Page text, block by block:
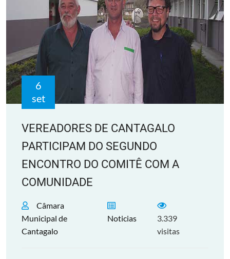
6
set
VEREADORES DE CANTAGALO
PARTICIPAM DO SEGUNDO
ENCONTRO DO COMITÊ COM A
COMUNIDADE
Câmara
Municipal de
Cantagalo
Noticias
3.339
visitas